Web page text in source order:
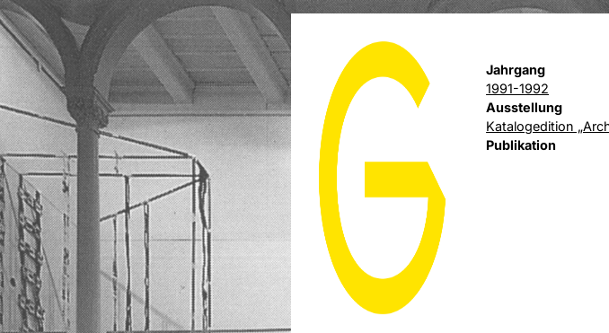
Jahrgang
1991-1992
Ausstellung
Katalogedition
Publikation